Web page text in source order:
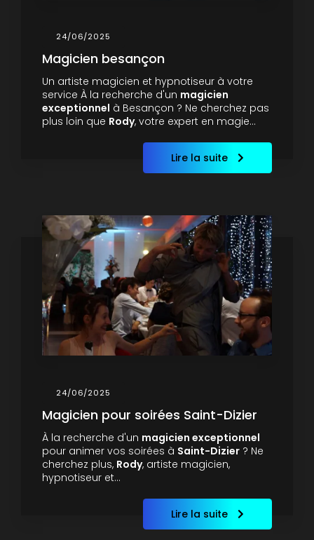
24/06/2025
Magicien besançon
Un artiste magicien et hypnotiseur à votre
service À la recherche d'un magicien
exceptionnel à Besançon ? Ne cherchez pas
plus loin que Rody, votre expert en magie…
Lire la suite
24/06/2025
Magicien pour soirées Saint-Dizier
À la recherche d'un magicien exceptionnel
pour animer vos soirées à Saint-Dizier ? Ne
cherchez plus, Rody, artiste magicien,
hypnotiseur et…
Lire la suite